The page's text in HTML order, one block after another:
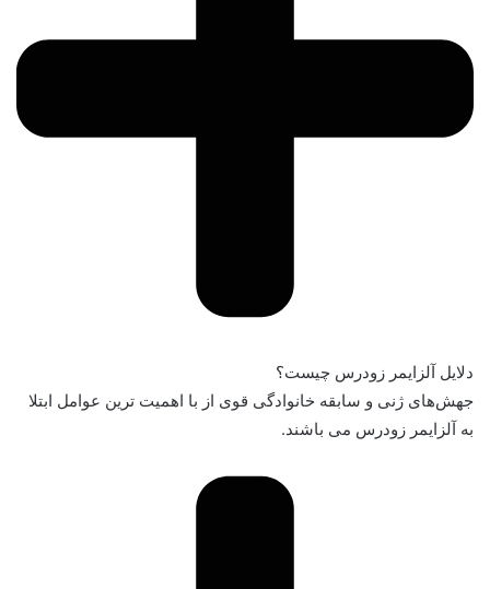
دلایل آلزایمر زودرس چیست؟
جهش‌های ژنی و سابقه خانوادگی قوی از با اهمیت ترین عوامل ابتلا
به آلزایمر زودرس می باشند.